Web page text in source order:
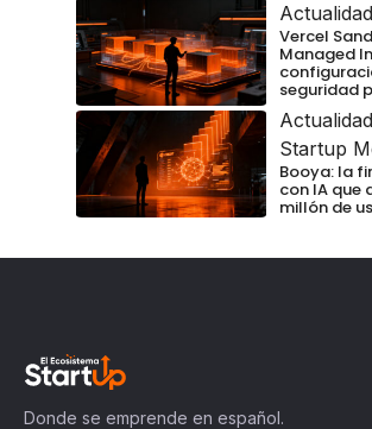
Vercel
Managed
seguridad
Startup
Booya: la
con IA que
millón de
Donde se emprende en español.